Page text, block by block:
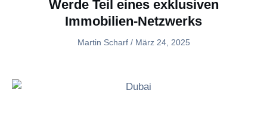
Werde Teil eines exklusiven
Immobilien-Netzwerks
Martin Scharf März 24, 2025